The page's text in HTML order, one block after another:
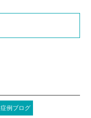
症例ブログ